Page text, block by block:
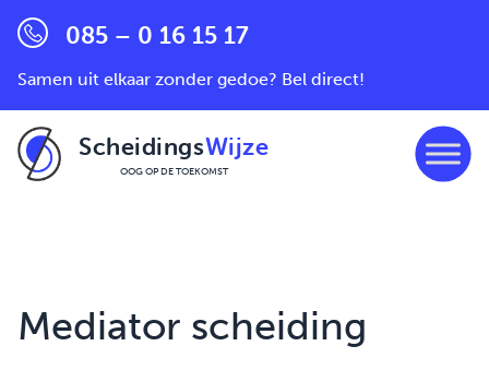
085 – 0 16 15 17
Samen uit elkaar zonder gedoe? Bel direct!
ScheidingsWijze
OOG OP DE TOEKOMST
Mediator scheiding